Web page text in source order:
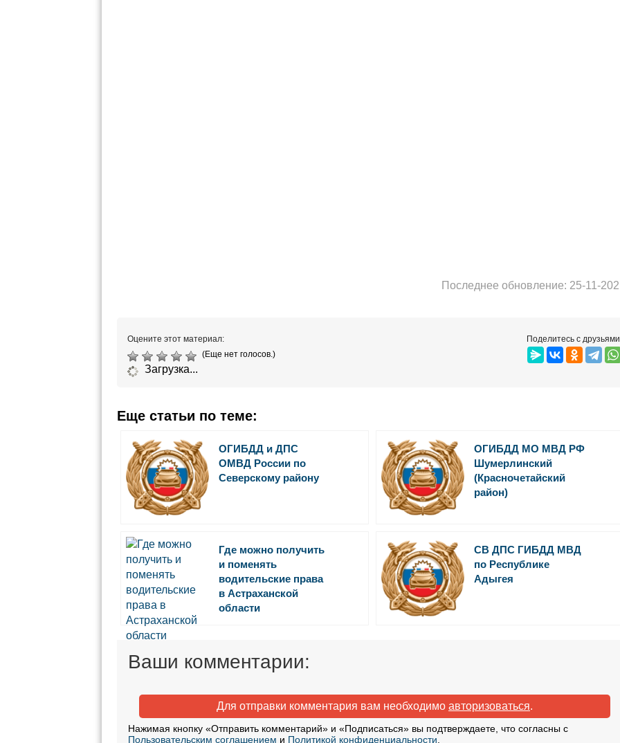
Последнее обновление: 25-11-
Оцените этот материал:
(Еще нет голосов.)
Загрузка...
Поделитесь с
Еще статьи по теме:
ОГИБДД и ДПС
ОМВД России по
Северскому району
ОГИБДД МО МВД РФ
Шумерлинский
(Красночетайский
район)
Где можно получить
и поменять
водительские права
в Астраханской
области
СВ ДПС ГИБДД МВД
по Республике
Адыгея
Ваши комментарии:
Для отправки комментария вам необходимо авторизоваться.
Нажимая кнопку «Отправить комментарий» и «Подписаться» вы подтверждаете, что согласны с
Пользовательским соглашением и Политикой конфиденциальности